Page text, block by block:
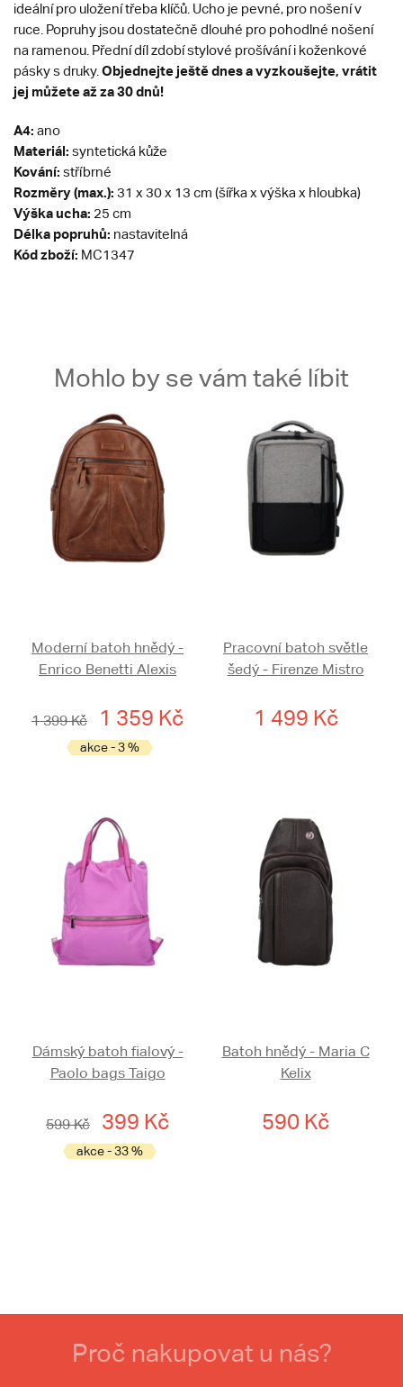
ideální pro uložení třeba klíčů. Ucho je pevné, pro nošení v
ruce. Popruhy jsou dostatečně dlouhé pro pohodlné nošení
na ramenou. Přední díl zdobí stylové prošívání i koženkové
pásky s druky. Objednejte ještě dnes a vyzkoušejte, vrátit
jej můžete až za 30 dnů!
A4: ano
Materiál: syntetická kůže
Kování: stříbrné
Rozměry (max.): 31 x 30 x 13 cm (šířka x výška x hloubka)
Výška ucha: 25 cm
Délka popruhů: nastavitelná
Kód zboží: MC1347
Mohlo by se vám také líbit
Moderní batoh hnědý -
Enrico Benetti Alexis
1 399 Kč 1 359 Kč
akce - 3 %
Pracovní batoh světle
šedý - Firenze Mistro
1 499 Kč
Dámský batoh fialový -
Paolo bags Taigo
599 Kč 399 Kč
akce - 33 %
Batoh hnědý - Maria C
Kelix
590 Kč
Proč nakupovat u nás?